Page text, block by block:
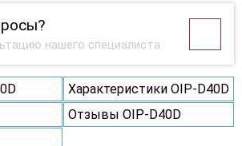
нашего специалиста
Характеристики OIP-D40D
Отзывы OIP-D40D